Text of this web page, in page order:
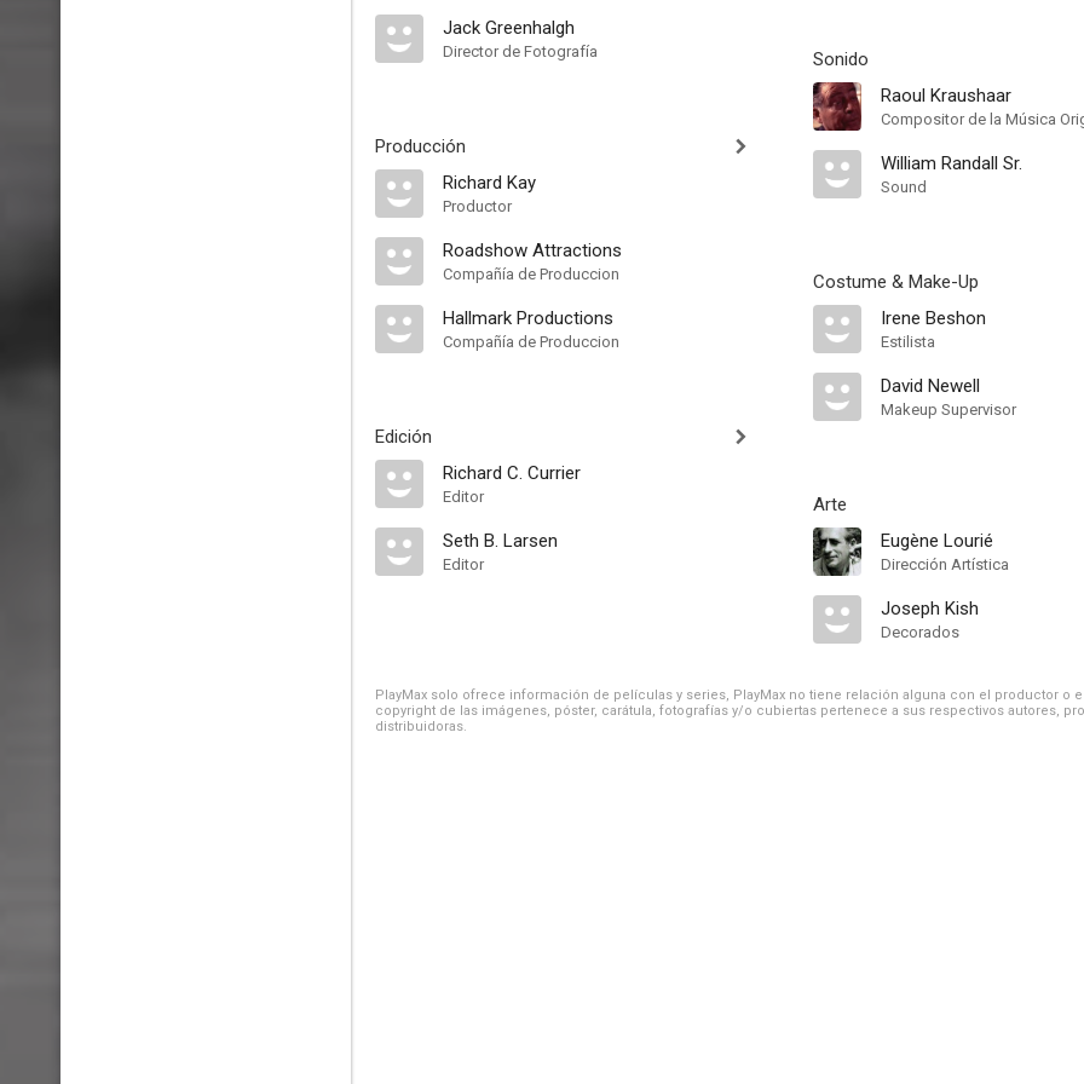
Jack Greenhalgh
Director de Fotografía
Producción
Richard Kay
Productor
Roadshow Attractions
Compañía de Produccion
Hallmark Productions
Compañía de Produccion
Edición
Richard C. Currier
Editor
Seth B. Larsen
Editor
Sonido
Raoul Kraushaar
Compositor de la Música
William Randall Sr.
Sound
Costume & Make-Up
Irene Beshon
Estilista
David Newell
Makeup Supervisor
Arte
Eugène Lourié
Dirección Artística
Joseph Kish
Decorados
PlayMax solo ofrece información de películas y series, PlayMax no tiene relación alguna con el productor o
copyright de las imágenes, póster, carátula, fotografías y/o cubiertas pertenece a sus respectivos autores,
distribuidoras.